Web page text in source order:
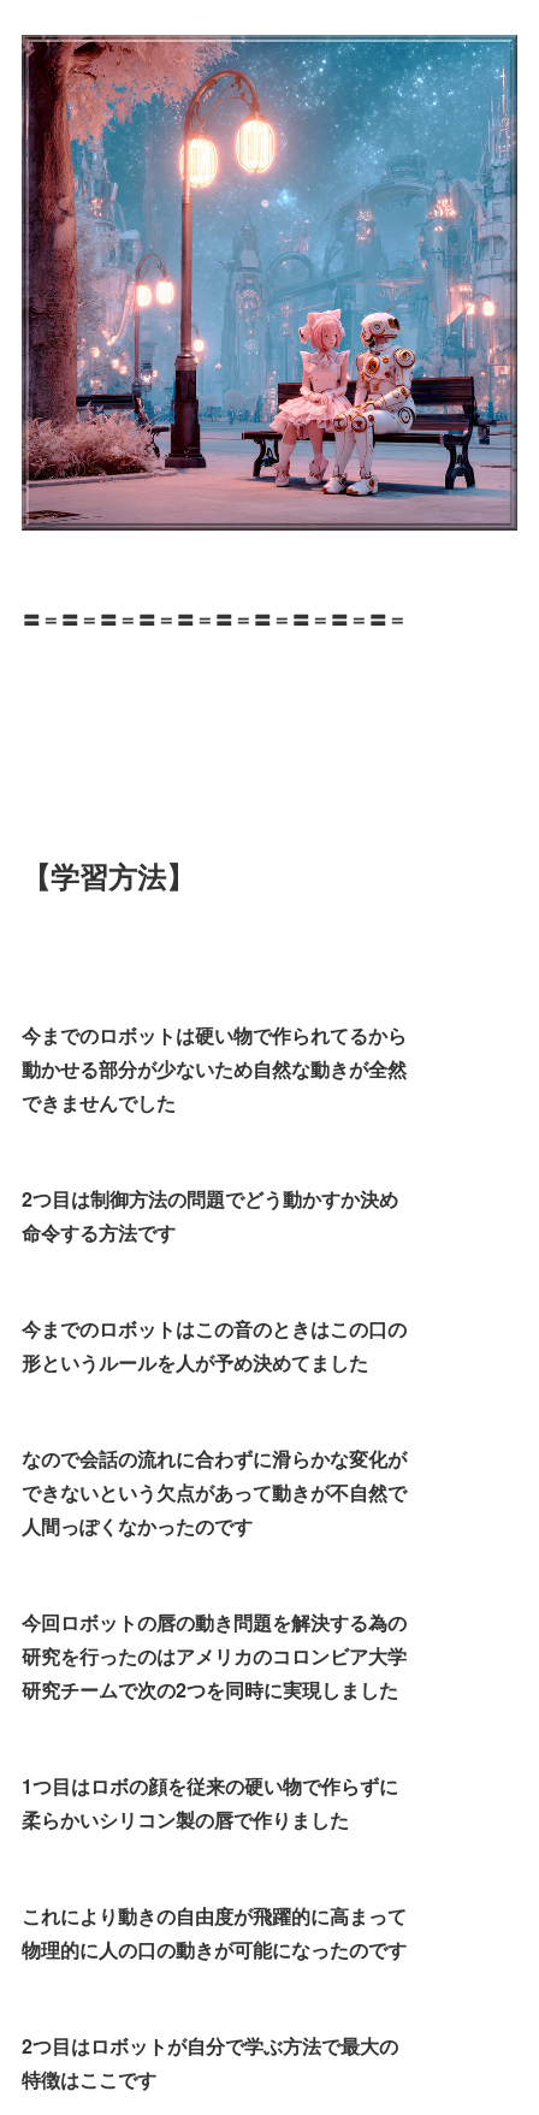
〓＝〓＝〓＝〓＝〓＝〓＝〓＝〓＝〓＝〓＝
【学習方法】
今までのロボットは硬い物で作られてるから
動かせる部分が少ないため自然な動きが全然
できませんでした
2つ目は制御方法の問題でどう動かすか決め
命令する方法です
今までのロボットはこの音のときはこの口の
形というルールを人が予め決めてました
なので会話の流れに合わずに滑らかな変化が
できないという欠点があって動きが不自然で
人間っぽくなかったのです
今回ロボットの唇の動き問題を解決する為の
研究を行ったのはアメリカのコロンビア大学
研究チームで次の2つを同時に実現しました
1つ目はロボの顔を従来の硬い物で作らずに
柔らかいシリコン製の唇で作りました
これにより動きの自由度が飛躍的に高まって
物理的に人の口の動きが可能になったのです
2つ目はロボットが自分で学ぶ方法で最大の
特徴はここです